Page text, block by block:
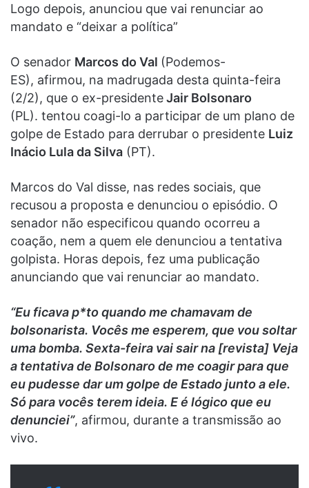
Logo depois, anunciou que vai renunciar ao
mandato e “deixar a política”
O senador Marcos do Val (Podemos-
ES), afirmou, na madrugada desta quinta-feira
(2/2), que o ex-presidenteJair Bolsonaro
(PL). tentou coagi-lo a participar de um plano de
golpe de Estado para derrubar o presidente Luiz
Inácio Lula da Silva (PT).
Marcos do Val disse, nas redes sociais, que
recusou a proposta e denunciou o episódio. O
senador não especificou quando ocorreu a
coação, nem a quem ele denunciou a tentativa
golpista. Horas depois, fez uma publicação
anunciando que vai renunciar ao mandato.
“Eu ficava p*to quando me chamavam de
bolsonarista. Vocês me esperem, que vou soltar
uma bomba. Sexta-feira vai sair na [revista] Veja
a tentativa de Bolsonaro de me coagir para que
eu pudesse dar um golpe de Estado junto a ele.
Só para vocês terem ideia. E é lógico que eu
denunciei”, afirmou, durante a transmissão ao
vivo.